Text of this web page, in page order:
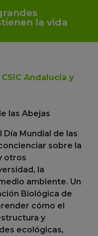
la vida
Andalucía y
las Abejas
Día Mundial de las
sobre la
otros
la
ambiente. Un
Biológica de
cómo el
y
ecológicas,